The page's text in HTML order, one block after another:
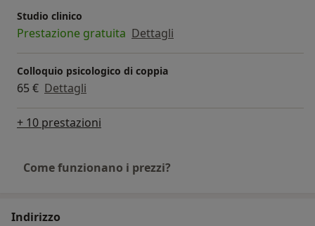
Studio clinico
Prestazione gratuita Dettagli
Colloquio psicologico di coppia
65 € Dettagli
+ 10 prestazioni
Come funzionano i prezzi?
Indirizzo